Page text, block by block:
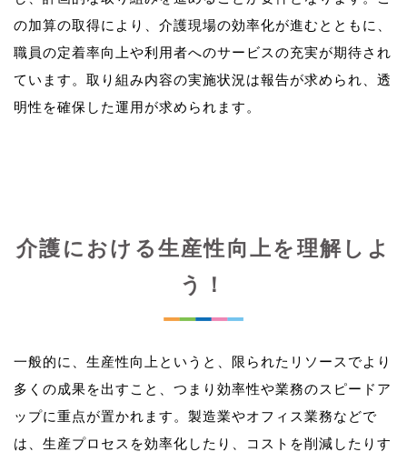
の加算の取得により、介護現場の効率化が進むとともに、
職員の定着率向上や利用者へのサービスの充実が期待され
ています。取り組み内容の実施状況は報告が求められ、透
介護における生産性向上を理解しよ
う！
一般的に、生産性向上というと、限られたリソースでより
多くの成果を出すこと、つまり効率性や業務のスピードア
ップに重点が置かれます。製造業やオフィス業務などで
は、生産プロセスを効率化したり、コストを削減したりす